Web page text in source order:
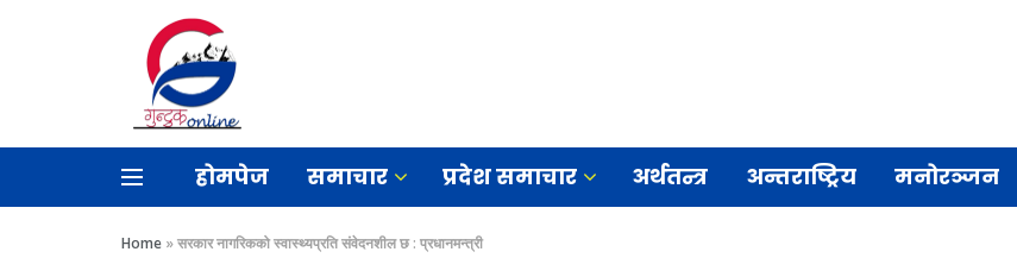
होमपेज समाचार प्रदेश समाचार अर्थतन्त्र अन्तराष्ट्रिय मनोरञ्जन
Home »सरकार नागरिकको स्वास्थ्यप्रति संवेदनशील छ : प्रधानमन्त्री